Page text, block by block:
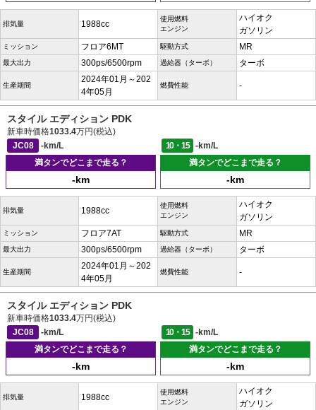
排気量 1988cc
使用燃料
エンジン
ハイオク
ガソリン
ミッション フロア6MT 駆動方式 MR
最大出力 300ps/6500rpm 過給器（ターボ） ターボ
生産期間
2024年01月～202
4年05月
燃費性能 -
スタイル エディション PDK
新車時価格1033.4万円(税込)
JC08
-km/L 10・15
-km/L
満タンでどこまで走る？
-km
満タンでどこまで走る？
-km
排気量 1988cc
使用燃料
エンジン
ハイオク
ガソリン
ミッション フロア7AT 駆動方式 MR
最大出力 300ps/6500rpm 過給器（ターボ） ターボ
生産期間
2024年01月～202
4年05月
燃費性能 -
スタイル エディション PDK
新車時価格1033.4万円(税込)
JC08
-km/L 10・15
-km/L
満タンでどこまで走る？
-km
満タンでどこまで走る？
-km
排気量 1988cc
使用燃料
エンジン
ハイオク
ガソリン